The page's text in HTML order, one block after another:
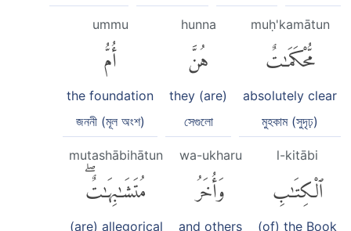
muḥ'kamātun
مُّحْكَمَٰتٌ
absolutely clear
মুহকাম (সুদৃঢ়)
hunna
هُنَّ
they (are)
সেগুলো
ummu
أُمُّ
the foundation
জননী (মূল অংশ)
l-kitābi
ٱلْكِتَٰبِ
(of) the Book
wa-ukharu
وَأُخَرُ
and others
mutashābihātun
مُتَشَٰبِهَٰتٌۖ
(are) allegorical